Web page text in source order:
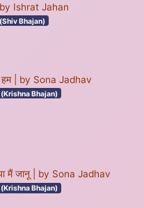
Ishrat Jahan
(Shiv Bhajan)
हम | by Sona Jadhav
(Krishna Bhajan)
मैं जानू | by Sona Jadhav
(Krishna Bhajan)